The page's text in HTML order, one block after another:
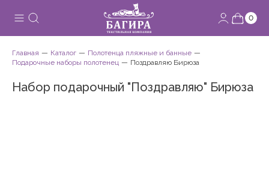
0
Главная Каталог
Полотенца пляжные и банные
Подарочные наборы полотенец
Поздравляю Бирюза
Набор подарочный "Поздравляю" Бирюза